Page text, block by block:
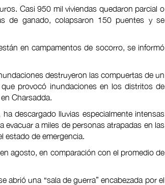
Casi 950 mil viviendas quedaron parcial o
de ganado, colapsaron 150 puentes y se
en campamentos de socorro, se informó
destruyeron las compuertas de un
provocó inundaciones en los distritos de
Charsadda.
descargado lluvias especialmente intensas
a miles de personas atrapadas en las
estado de emergencia.
agosto, en comparación con el promedio de
abrió una “sala de guerra” encabezada por el